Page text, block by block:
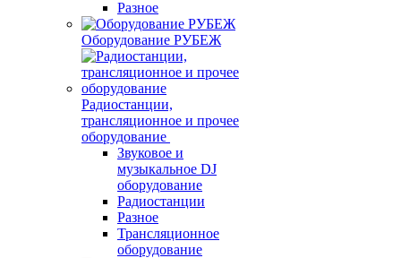
Разное
Оборудование РУБЕЖ
Радиостанции,
трансляционное и прочее
оборудование
Звуковое и
музыкальное DJ
оборудование
Радиостанции
Разное
Трансляционное
оборудование